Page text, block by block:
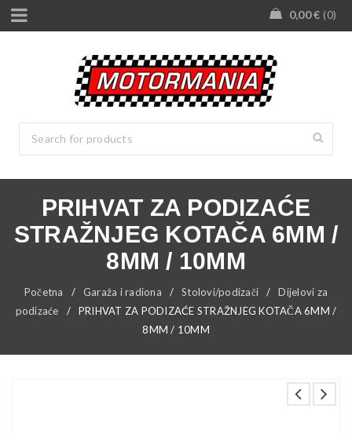
0,00€ 0
PRIHVAT ZA PODIZAĆE
STRAŽNJEG KOTAČA 6MM /
8MM / 10MM
Početna / Garaža i radiona / Stolovi/podizači /
Dijelovi za
podizaće
/
PRIHVAT ZA PODIZAĆE STRAŽNJEG KOTAČA 6MM /
8MM / 10MM